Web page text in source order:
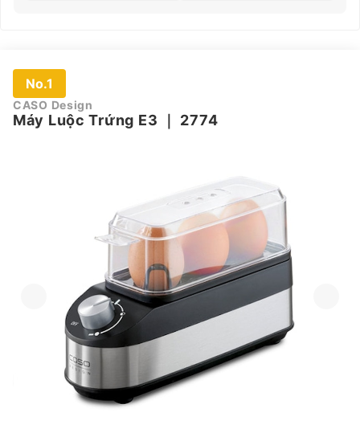
No.1
CASO Design
Máy Luộc Trứng E3 2774